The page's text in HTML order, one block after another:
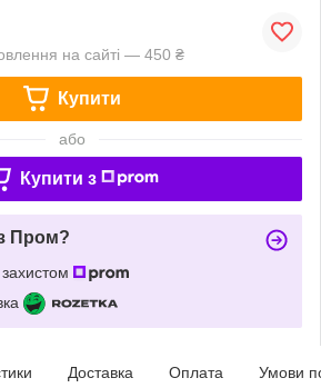
на сайті — 450 ₴
Купити
або
Купити з
Пром?
Доставка Оплата Умови